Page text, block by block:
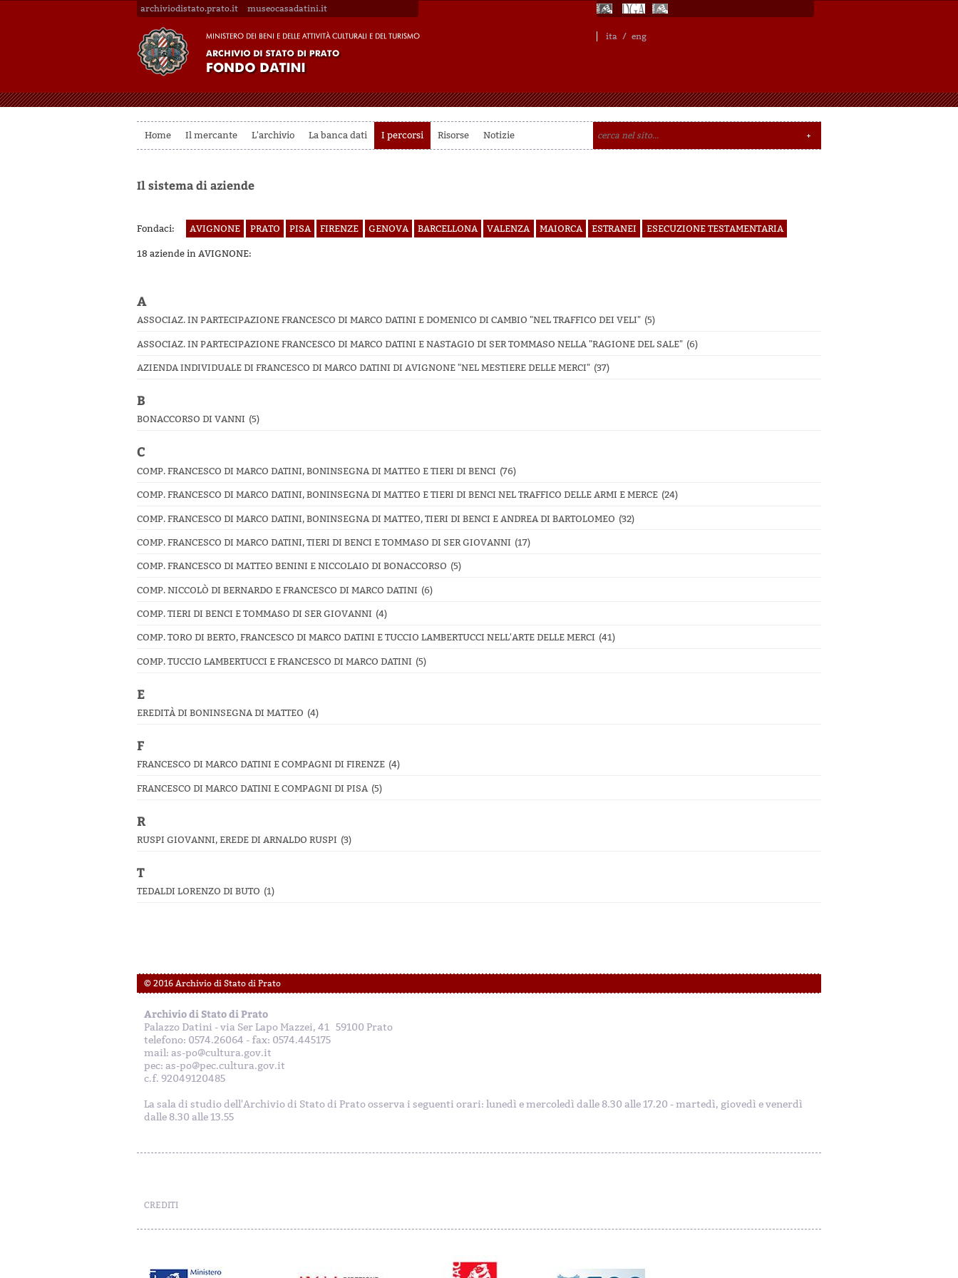
archiviodistato.prato.it museocasadatini.it
ita / eng
Home Il mercante L'archivio La banca dati I percorsi Risorse Notizie
Il sistema di aziende
Fondaci: AVIGNONE PRATO PISA FIRENZE GENOVA BARCELLONA VALENZA MAIORCA ESTRANEI ESECUZIONE TESTAMENTARIA
18 aziende in AVIGNONE:
A
ASSOCIAZ. IN PARTECIPAZIONE FRANCESCO DI MARCO DATINI E DOMENICO DI CAMBIO "NEL TRAFFICO DEI VELI" (5)
ASSOCIAZ. IN PARTECIPAZIONE FRANCESCO DI MARCO DATINI E NASTAGIO DI SER TOMMASO NELLA "RAGIONE DEL SALE" (6)
AZIENDA INDIVIDUALE DI FRANCESCO DI MARCO DATINI DI AVIGNONE "NEL MESTIERE DELLE MERCI" (37)
B
BONACCORSO DI VANNI (5)
C
COMP. FRANCESCO DI MARCO DATINI, BONINSEGNA DI MATTEO E TIERI DI BENCI (76)
COMP. FRANCESCO DI MARCO DATINI, BONINSEGNA DI MATTEO E TIERI DI BENCI NEL TRAFFICO DELLE ARMI E MERCE (24)
COMP. FRANCESCO DI MARCO DATINI, BONINSEGNA DI MATTEO, TIERI DI BENCI E ANDREA DI BARTOLOMEO (32)
COMP. FRANCESCO DI MARCO DATINI, TIERI DI BENCI E TOMMASO DI SER GIOVANNI (17)
COMP. FRANCESCO DI MATTEO BENINI E NICCOLAIO DI BONACCORSO (5)
COMP. NICCOLÒ DI BERNARDO E FRANCESCO DI MARCO DATINI (6)
COMP. TIERI DI BENCI E TOMMASO DI SER GIOVANNI (4)
COMP. TORO DI BERTO, FRANCESCO DI MARCO DATINI E TUCCIO LAMBERTUCCI NELL'ARTE DELLE MERCI (41)
COMP. TUCCIO LAMBERTUCCI E FRANCESCO DI MARCO DATINI (5)
E
EREDITÀ DI BONINSEGNA DI MATTEO (4)
F
FRANCESCO DI MARCO DATINI E COMPAGNI DI FIRENZE (4)
FRANCESCO DI MARCO DATINI E COMPAGNI DI PISA (5)
R
RUSPI GIOVANNI, EREDE DI ARNALDO RUSPI (3)
T
TEDALDI LORENZO DI BUTO (1)
© 2016 Archivio di Stato di Prato
Archivio di Stato di Prato
Palazzo Datini - via Ser Lapo Mazzei, 41 59100 Prato
telefono: 0574.26064 - fax: 0574.445175
mail: as-po@cultura.gov.it
pec: as-po@pec.cultura.gov.it
c.f. 92049120485
La sala di studio dell'Archivio di Stato di Prato osserva i seguenti orari: lunedì e mercoledì dalle 8.30 alle 17.20 - martedì, giovedì e venerdì
dalle 8.30 alle 13.55
CREDITI